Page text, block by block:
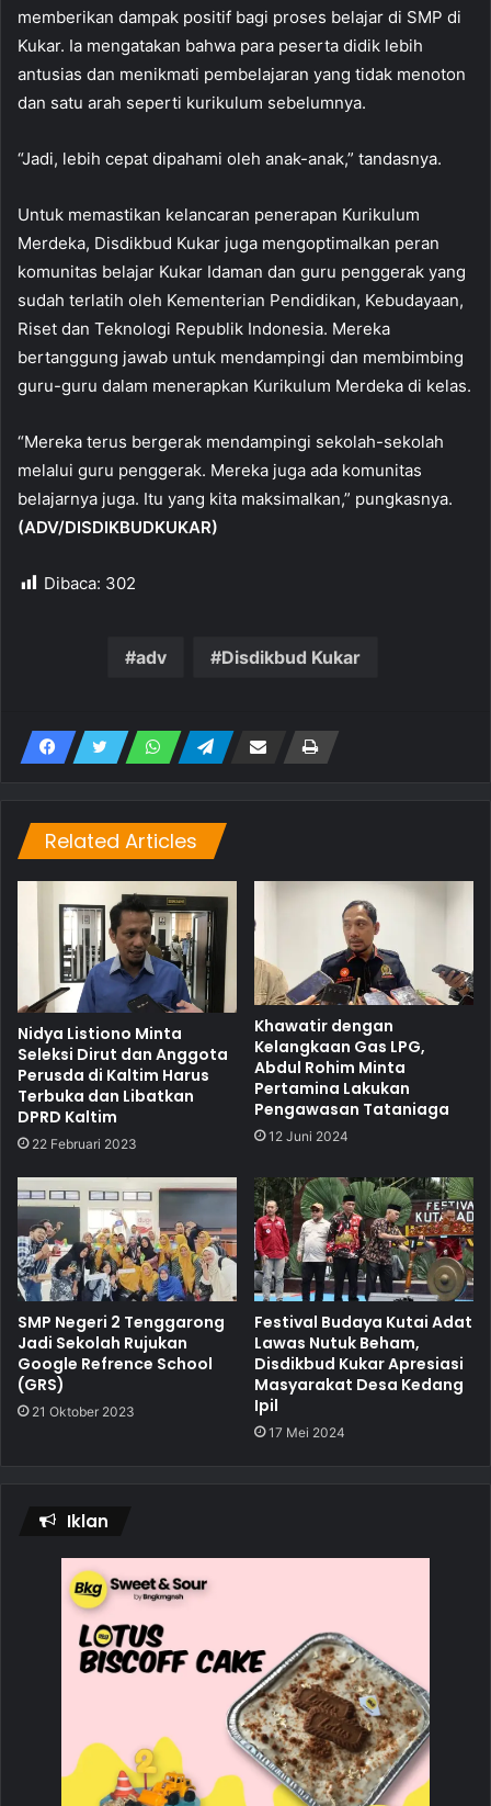
memberikan dampak positif bagi proses belajar di SMP di
Kukar. Ia mengatakan bahwa para peserta didik lebih
antusias dan menikmati pembelajaran yang tidak menoton
dan satu arah seperti kurikulum sebelumnya.
“Jadi, lebih cepat dipahami oleh anak-anak,” tandasnya.
Untuk memastikan kelancaran penerapan Kurikulum
Merdeka, Disdikbud Kukar juga mengoptimalkan peran
komunitas belajar Kukar Idaman dan guru penggerak yang
sudah terlatih oleh Kementerian Pendidikan, Kebudayaan,
Riset dan Teknologi Republik Indonesia. Mereka
bertanggung jawab untuk mendampingi dan membimbing
guru-guru dalam menerapkan Kurikulum Merdeka di kelas.
“Mereka terus bergerak mendampingi sekolah-sekolah
melalui guru penggerak. Mereka juga ada komunitas
belajarnya juga. Itu yang kita maksimalkan,” pungkasnya.
(ADV/DISDIKBUDKUKAR)
Dibaca: 302
adv Disdikbud Kukar
Related Articles
Nidya Listiono Minta
Seleksi Dirut dan Anggota
Perusda di Kaltim Harus
Terbuka dan Libatkan
DPRD Kaltim
22 Februari 2023
Khawatir dengan
Kelangkaan Gas LPG,
Abdul Rohim Minta
Pertamina Lakukan
Pengawasan Tataniaga
12 Juni 2024
SMP Negeri 2 Tenggarong
Jadi Sekolah Rujukan
Google Refrence School
(GRS)
21 Oktober 2023
Festival Budaya Kutai Adat
Lawas Nutuk Beham,
Disdikbud Kukar Apresiasi
Masyarakat Desa Kedang
Ipil
17 Mei 2024
Iklan